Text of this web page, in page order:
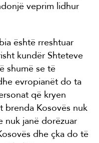
veprim lidhur
është rreshtuar
kundër Shteteve
shumë se të
evropianët do ta
që kryen
brenda Kosovës nuk
nuk janë dorëzuar
dhe çka do të